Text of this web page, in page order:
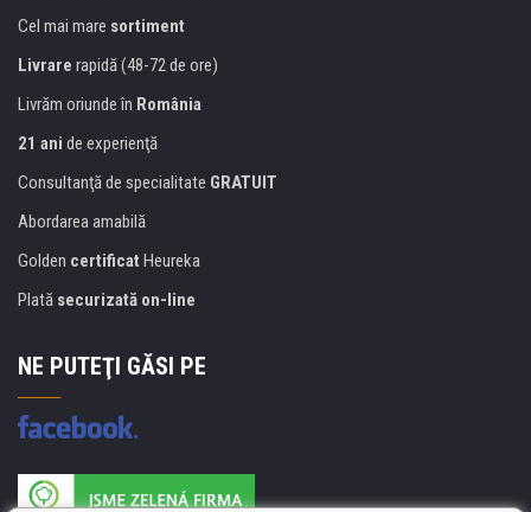
Cel mai mare sortiment
Livrare rapidă (48-72 de ore)
Livrăm oriunde în România
21 ani de experienţă
Consultanţă de specialitate GRATUIT
Abordarea amabilă
Golden certificat Heureka
Plată securizată on-line
NE PUTEŢI GĂSI PE